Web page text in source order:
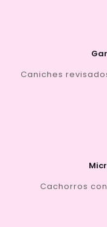
Caniches
Cachorros